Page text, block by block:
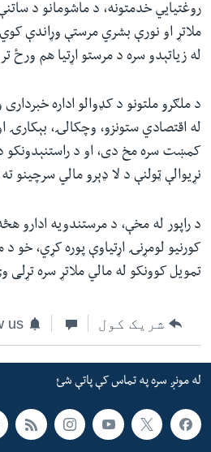
روغتیايي خدمتونه، د ماشومانو د ساتنې
ملاتړ او نورې بشري مرستې وړاندې
له زیاتېدو سره د مرستو اړتیا هم ورځ
د ملګرو ملتونو د کډوالو اداره
له اقتصادي ستونزو، وچکالۍ، بېکارۍ
کمښت سره مخ دی، او د راستنېدونکو د
نړیوالې ټولنې د لا ډېرو مالي سرچینو
د راپور له مخې، د مرستندویه ادارو
کورنیو لومړنۍ اړتیاوې پوره کړي، خو د
تمویل کوونکو له مالي ملاتړ سره تړلی
شریک کول us
له مونږ سره په تماس کې پاتې شئ